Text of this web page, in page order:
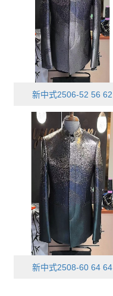
新中式2506-52 56 62
新中式2508-60 64 64